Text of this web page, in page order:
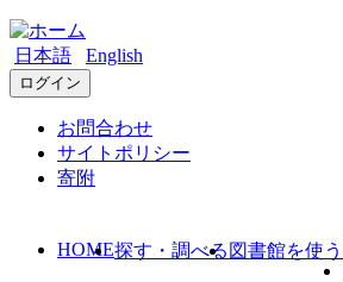
日本語 English
ログイン
お問合わせ
サイトポリシー
寄附
HOME探す・調べる 図書館を使う